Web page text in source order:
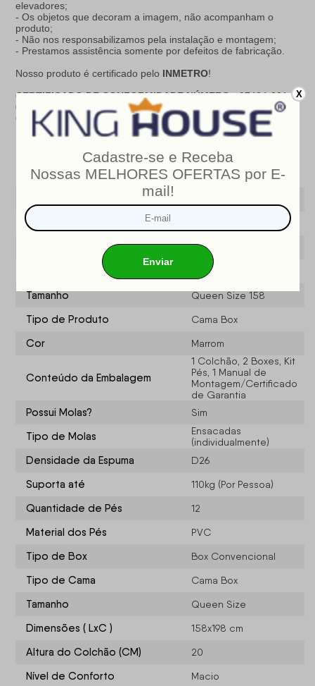
elevadores;
- Os objetos que decoram a imagem, não acompanham o
produto;
- Não nos responsabilizamos pela instalação e montagem;
- Prestamos assistência somente por defeitos de fabricação.
Nosso produto é certificado pelo INMETRO!
CERTIFICADO DE CONFORMIDADE NÚMERO:07424-001-
02/2019
OCP: 003
Especificações do produto
Marca
158
Profundidade (CM)
Tamanho Queen Size 158
Tipo de Produto Cama Box
Cor Marrom
Conteúdo da Embalagem
1 Colchão, 2 Boxes, Kit
Pés, 1 Manual de
Montagem/Certificado
de Garantia
Possui Molas? Sim
Tipo de Molas
Ensacadas
(individualmente)
Densidade da Espuma D26
Suporta até 110kg (Por Pessoa)
Quantidade de Pés 12
Material dos Pés PVC
Tipo de Box Box Convencional
Tipo de Cama Cama Box
Tamanho Queen Size
Dimensões ( LxC ) 158x198 cm
Altura do Colchão (CM) 20
Nível de Conforto Macio
X